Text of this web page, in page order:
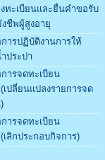
ทะเบียนและยื่นคำขอรับ
งชีพผู้สูงอายุ
ารปฏิบัติงานการให้
ประปา
ารจดทะเบียน
ปลี่ยนแปลงรายการจด
ารจดทะเบียน
ลิกประกอบกิจการ)